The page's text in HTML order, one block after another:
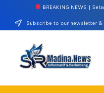
BREAKING NEWS |
Subscribe to our newsletter